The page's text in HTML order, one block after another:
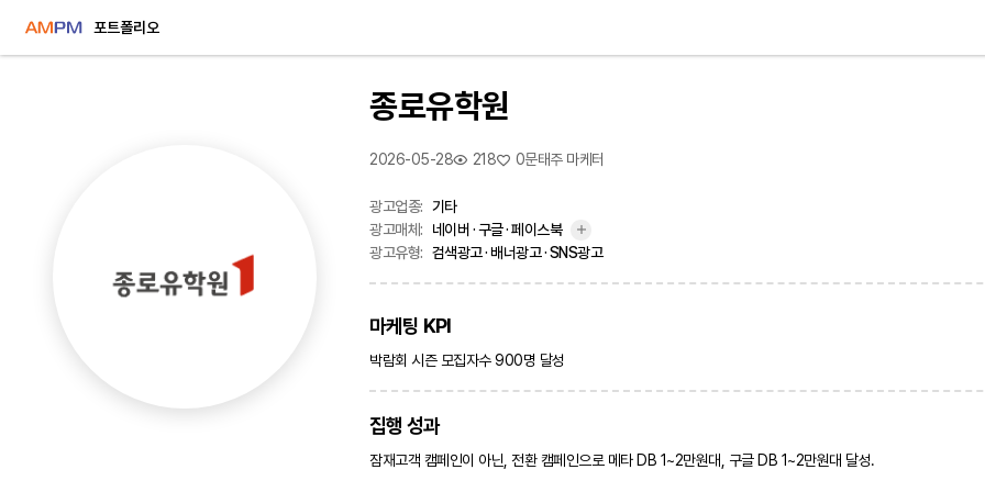
포트폴리오
종로유학원
2026-05-28 218 0문태주 마케터
광고업종: 기타
광고매체:
네이버 · 구글 · 페이스북
광고유형: 검색광고 · 배너광고 · SNS광고
마케팅 KPI
박람회 시즌 모집자수 900명 달성
집행 성과
잠재고객 캠페인이 아닌, 전환 캠페인으로 메타 DB 1~2만원대, 구글 DB 1~2만원대 달성.